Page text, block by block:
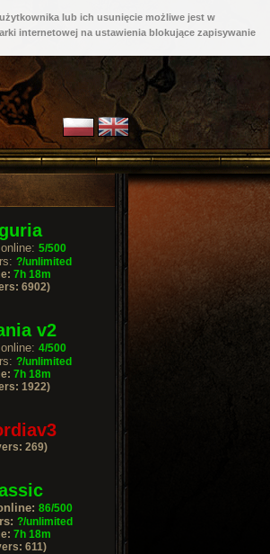
lub ich usunięcie możliwe jest w
internetowej na ustawienia blokujące zapisywanie
5/500
?/unlimited
7h 18m
6902)
v2
4/500
?/unlimited
7h 18m
1922)
269)
86/500
?/unlimited
7h 18m
611)